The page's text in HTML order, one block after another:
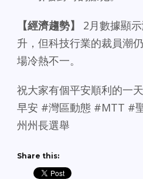
【經濟趨勢】
2月數據顯
升，但科技行業的裁員潮
場冷熱不一。
祝大家有個平安順利的一
早安 #灣區動態 #MTT #
州州長選舉
Share this: